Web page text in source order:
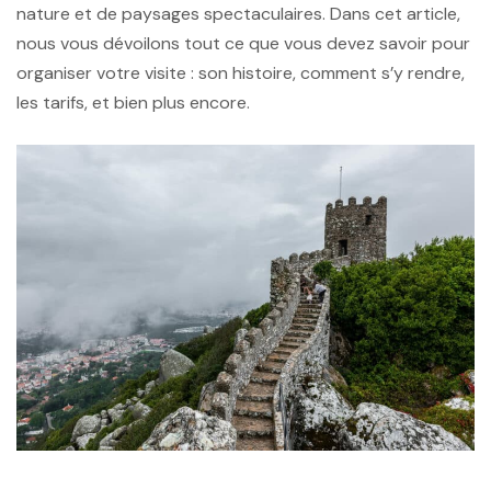
nature et de paysages spectaculaires. Dans cet article,
nous vous dévoilons tout ce que vous devez savoir pour
organiser votre visite : son histoire, comment s’y rendre,
les tarifs, et bien plus encore.